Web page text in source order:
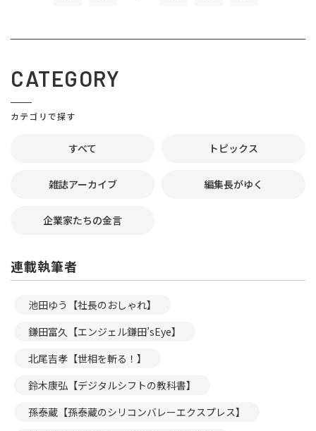
CATEGORY
カテゴリで探す
すべて トピックス
雑誌アーカイブ 編集長がゆく
企業家たちの金言
連載執筆者
池田ゆう【社長のおしゃれ】
鎌田富久【エンジェル鎌田’sEye】
北尾吉孝【世相を斬る！】
鈴木康弘【デジタルシフトの教科書】
孫泰蔵【孫泰蔵のシリコンバレーエクスプレス】